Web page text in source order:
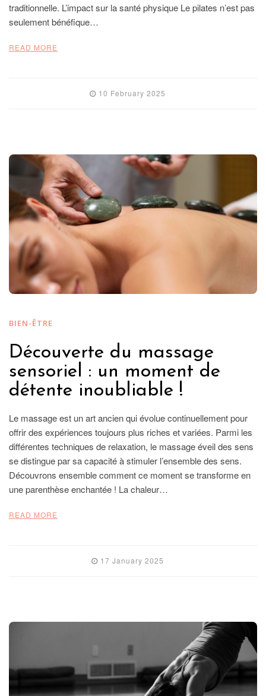
traditionnelle. L’impact sur la santé physique Le pilates n’est pas
seulement bénéfique…
READ MORE
10 February 2025
BIEN-ÊTRE
Découverte du massage
sensoriel : un moment de
détente inoubliable !
Le massage est un art ancien qui évolue continuellement pour
offrir des expériences toujours plus riches et variées. Parmi les
différentes techniques de relaxation, le massage éveil des sens
se distingue par sa capacité à stimuler l’ensemble des sens.
Découvrons ensemble comment ce moment se transforme en
une parenthèse enchantée ! La chaleur…
READ MORE
17 January 2025